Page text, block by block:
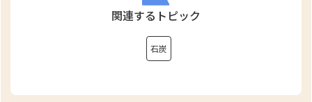
関連するトピック
石炭